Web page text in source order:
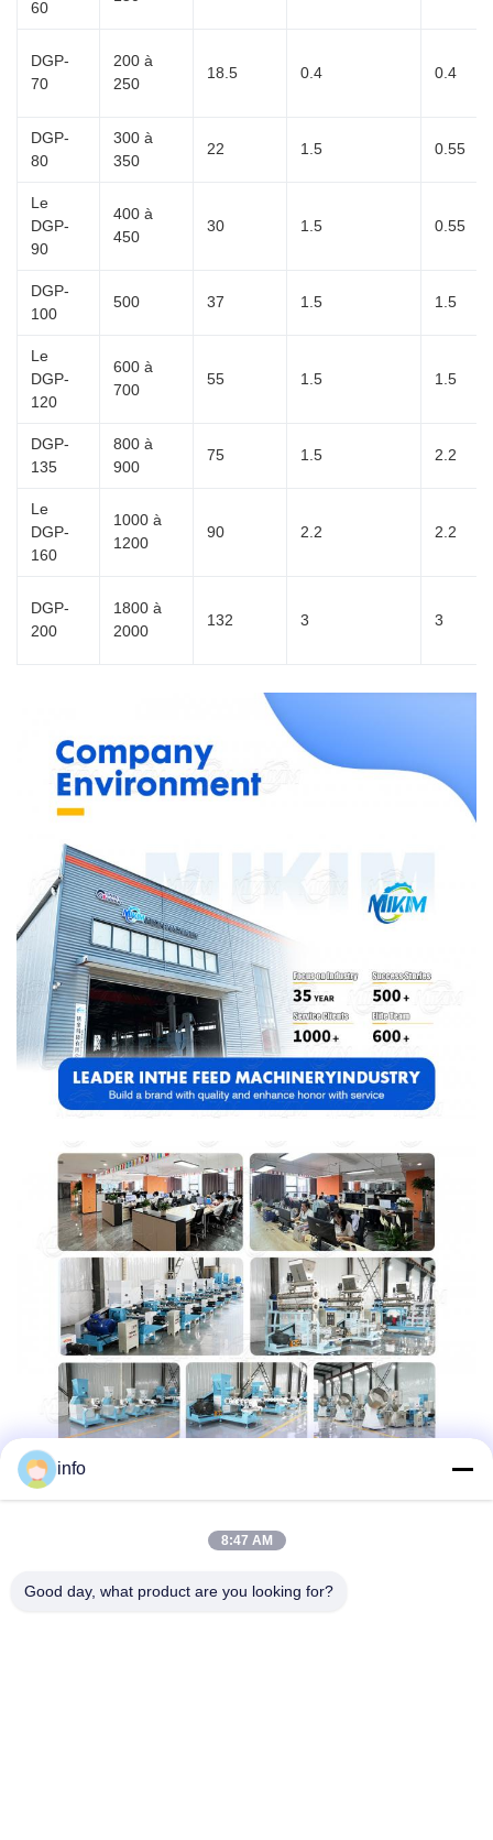
60
DGP-
70
200 à
250
18.5 0.4 0.4
DGP-
80
300 à
350
22 1.5 0.55
Le
DGP-
90
400 à
450
30 1.5 0.55
DGP-
100
500 37 1.5 1.5
Le
DGP-
120
600 à
700
55 1.5 1.5
DGP-
135
800 à
900
75 1.5 2.2
Le
DGP-
160
1000 à
1200
90 2.2 2.2
DGP-
200
1800 à
2000
132 3 3
info
8:47 AM
Good day, what product are you looking for?